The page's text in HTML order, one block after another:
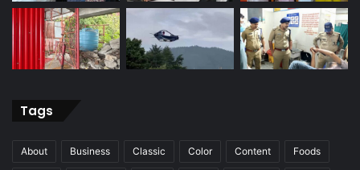
Tags
About Business Classic Color Content Foods